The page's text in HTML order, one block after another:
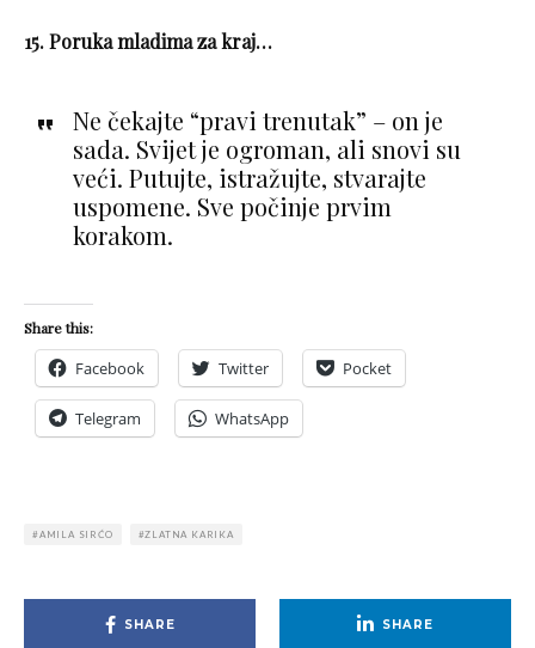
15. Poruka mladima za kraj…
Ne čekajte “pravi trenutak” – on je
sada. Svijet je ogroman, ali snovi su
veći. Putujte, istražujte, stvarajte
uspomene. Sve počinje prvim
korakom.
Share this:
Facebook Twitter Pocket
Telegram WhatsApp
AMILA SIRĆO ZLATNA KARIKA
SHARE SHARE